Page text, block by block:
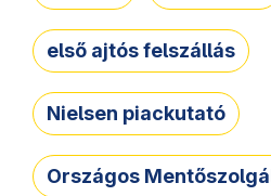
első ajtós felszállás
Nielsen piackutató
Országos